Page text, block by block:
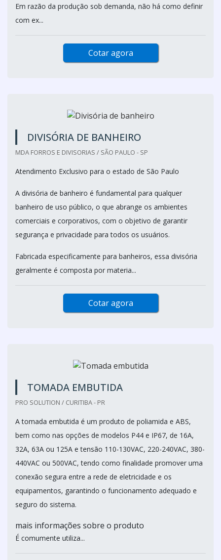
Em razão da produção sob demanda, não há como definir
com ex...
Cotar agora
DIVISÓRIA DE BANHEIRO
MDA FORROS E DIVISORIAS / SÃO PAULO - SP
Atendimento Exclusivo para o estado de São Paulo
A divisória de banheiro é fundamental para qualquer
banheiro de uso público, o que abrange os ambientes
comerciais e corporativos, com o objetivo de garantir
segurança e privacidade para todos os usuários.
Fabricada especificamente para banheiros, essa divisória
geralmente é composta por materia...
Cotar agora
TOMADA EMBUTIDA
PRO SOLUTION / CURITIBA - PR
A tomada embutida é um produto de poliamida e ABS,
bem como nas opções de modelos P44 e IP67, de 16A,
32A, 63A ou 125A e tensão 110-130VAC, 220-240VAC, 380-
440VAC ou 500VAC, tendo como finalidade promover uma
conexão segura entre a rede de eletricidade e os
equipamentos, garantindo o funcionamento adequado e
seguro do sistema.
mais informações sobre o produto
É comumente utiliza...